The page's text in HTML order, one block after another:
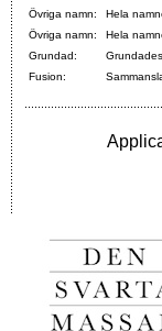
Övriga namn:
Hela
Övriga namn:
Hela
Grundad:
Fusion: